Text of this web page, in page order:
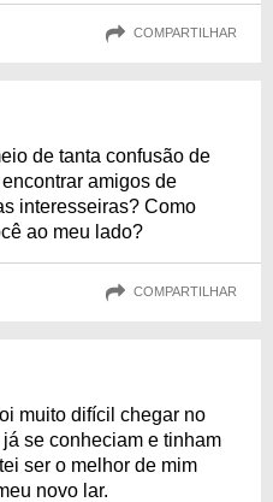
COMPARTILHAR
de tanta confusão de
amigos de
interesseiras? Como
ao meu lado?
COMPARTILHAR
muito difícil chegar no
se conheciam e tinham
ser o melhor de mim
novo lar.